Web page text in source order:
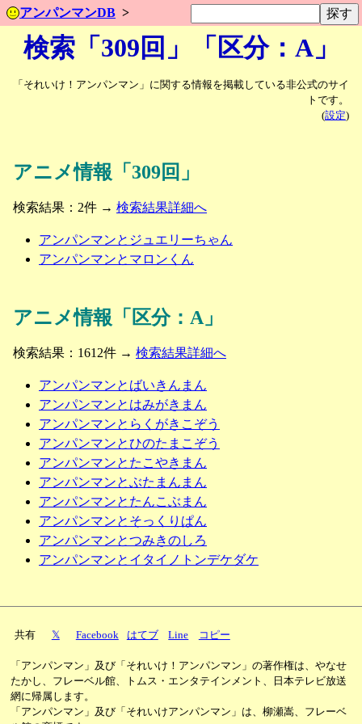
アンパンマンDB
検索「309回」「区分：A」
「それいけ！アンパンマン」に関する情報を掲載している非公式のサイ
トです。
(設定)
アニメ情報「309回」
検索結果：2件 → 検索結果詳細へ
アンパンマンとジュエリーちゃん
アンパンマンとマロンくん
アニメ情報「区分：A」
検索結果：1612件 → 検索結果詳細へ
アンパンマンとばいきんまん
アンパンマンとはみがきまん
アンパンマンとらくがきこぞう
アンパンマンとひのたまこぞう
アンパンマンとたこやきまん
アンパンマンとぶたまんまん
アンパンマンとたんこぶまん
アンパンマンとそっくりぱん
アンパンマンとつみきのしろ
アンパンマンとイタイノトンデケダケ
共有 𝕏 Facebook はてブ Line コピー
「アンパンマン」及び「それいけ！アンパンマン」の著作権は、やなせ
たかし、フレーベル館、トムス・エンタテインメント、日本テレビ放送
網に帰属します。
「アンパンマン」及び「それいけアンパンマン」は、柳瀬嵩、フレーベ